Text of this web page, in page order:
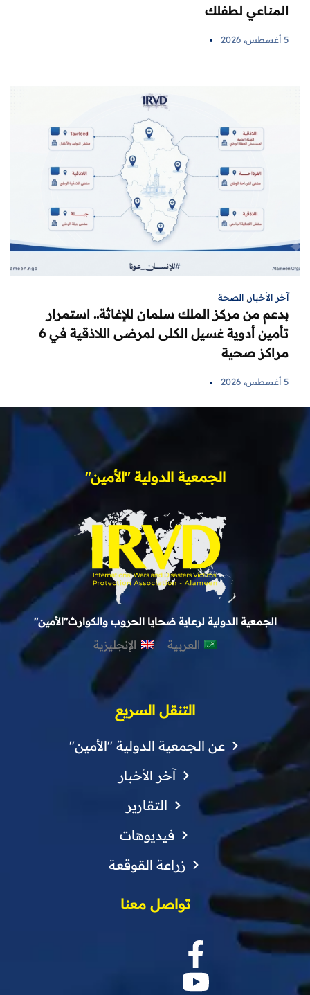
المناعي لطفلك
5 أغسطس، 2026
آخر الأخبار, الصحة
بدعم من مركز الملك سلمان للإغاثة.. استمرار
تأمين أدوية غسيل الكلى لمرضى اللاذقية في 6
مراكز صحية
5 أغسطس، 2026
الجمعية الدولية "الأمين"
الجمعية الدولية لرعاية ضحايا الحروب والكوارث"الأمين"
العربية الإنجليزية
التنقل السريع
عن الجمعية الدولية "الأمين"
آخر الأخبار
التقارير
فيديوهات
زراعة القوقعة
تواصل معنا